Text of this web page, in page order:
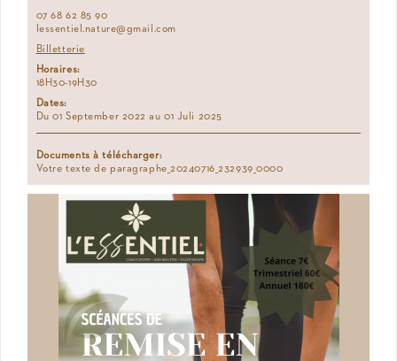
07 68 62 85 90
lessentiel.nature@gmail.com
Billetterie
Horaires:
18H30-19H30
Dates:
Du 01 September 2022 au 01 Juli 2025
Documents à télécharger:
Votre texte de paragraphe_20240716_232939_0000